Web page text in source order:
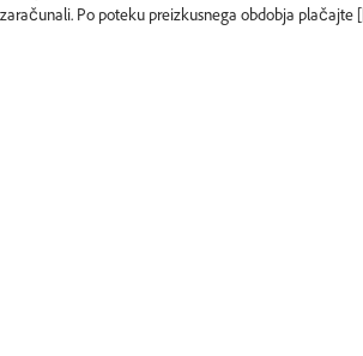
zaračunali. Po poteku preizkusnega obdobja plačajte